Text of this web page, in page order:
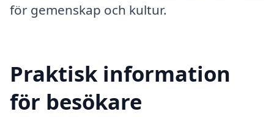
för gemenskap och kultur.
Praktisk information
för besökare